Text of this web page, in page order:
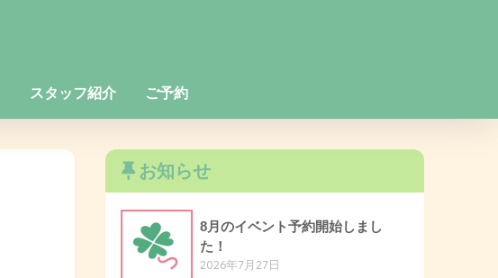
スタッフ紹介 ご予約
お知らせ
8月のイベント予約開始しまし
た！
2026年7月27日